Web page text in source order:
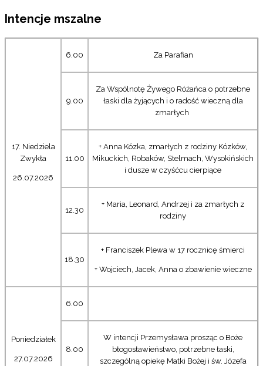
Intencje mszalne
17. Niedziela
Zwykła
26.07.2026
6.00 Za Parafian
9.00
Za Wspólnotę Żywego Różańca o potrzebne
łaski dla żyjących i o radość wieczną dla
zmarłych
11.00
+ Anna Kózka, zmarłych z rodziny Kózków,
Mikuckich, Robaków, Stelmach, Wysokińskich
i dusze w czyśćcu cierpiące
12.30
+ Maria, Leonard, Andrzej i za zmarłych z
rodziny
18.30
+ Franciszek Plewa w 17 rocznicę śmierci
+ Wojciech, Jacek, Anna o zbawienie wieczne
Poniedziałek
27.07.2026
6.00
8.00
W intencji Przemysława prosząc o Boże
błogosławieństwo, potrzebne łaski,
szczególną opiekę Matki Bożej i św. Józefa